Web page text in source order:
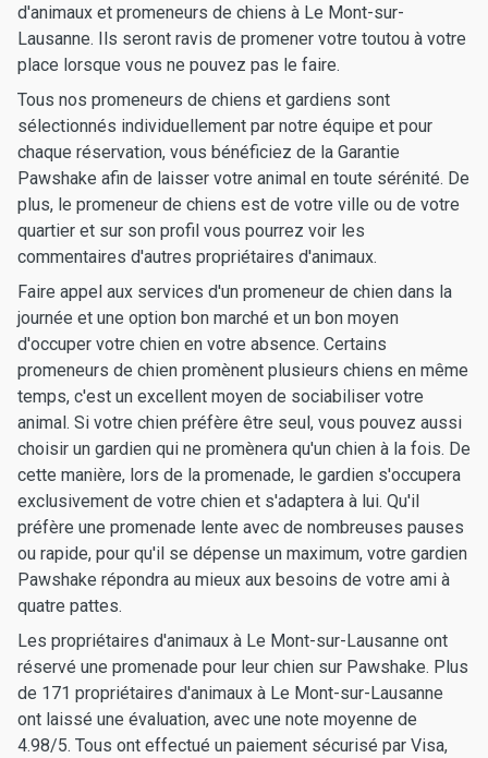
d'animaux et promeneurs de chiens à Le Mont-sur-
Lausanne. Ils seront ravis de promener votre toutou à votre
place lorsque vous ne pouvez pas le faire.
Tous nos promeneurs de chiens et gardiens sont
sélectionnés individuellement par notre équipe et pour
chaque réservation, vous bénéficiez de la Garantie
Pawshake afin de laisser votre animal en toute sérénité. De
plus, le promeneur de chiens est de votre ville ou de votre
quartier et sur son profil vous pourrez voir les
commentaires d'autres propriétaires d'animaux.
Faire appel aux services d'un promeneur de chien dans la
journée et une option bon marché et un bon moyen
d'occuper votre chien en votre absence. Certains
promeneurs de chien promènent plusieurs chiens en même
temps, c'est un excellent moyen de sociabiliser votre
animal. Si votre chien préfère être seul, vous pouvez aussi
choisir un gardien qui ne promènera qu'un chien à la fois. De
cette manière, lors de la promenade, le gardien s'occupera
exclusivement de votre chien et s'adaptera à lui. Qu'il
préfère une promenade lente avec de nombreuses pauses
ou rapide, pour qu'il se dépense un maximum, votre gardien
Pawshake répondra au mieux aux besoins de votre ami à
quatre pattes.
Les propriétaires d'animaux à Le Mont-sur-Lausanne ont
réservé une promenade pour leur chien sur Pawshake. Plus
de 171 propriétaires d'animaux à Le Mont-sur-Lausanne
ont laissé une évaluation, avec une note moyenne de
4.98/5. Tous ont effectué un paiement sécurisé par Visa,